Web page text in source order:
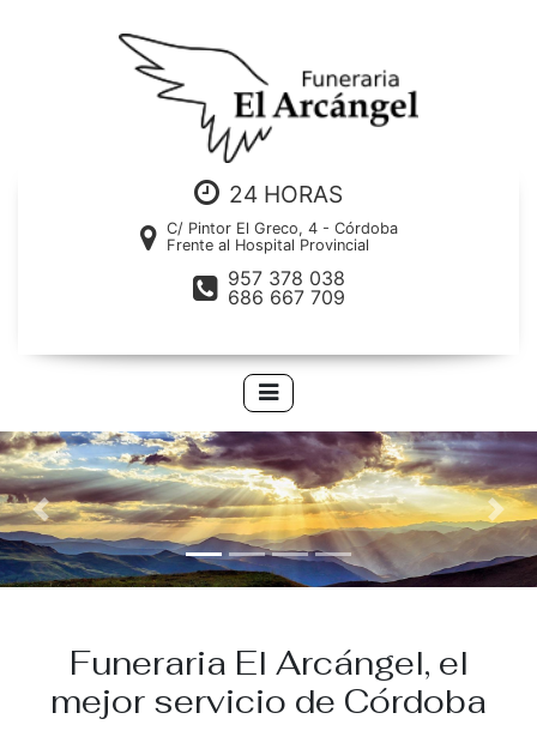
24 HORAS
C/ Pintor El Greco, 4 - Córdoba
Frente al Hospital Provincial
957 378 038
686 667 709
Previous Next
Funeraria El Arcángel, el
mejor servicio de Córdoba